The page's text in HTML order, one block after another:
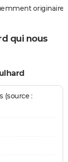
originaires
qui nous
(source :